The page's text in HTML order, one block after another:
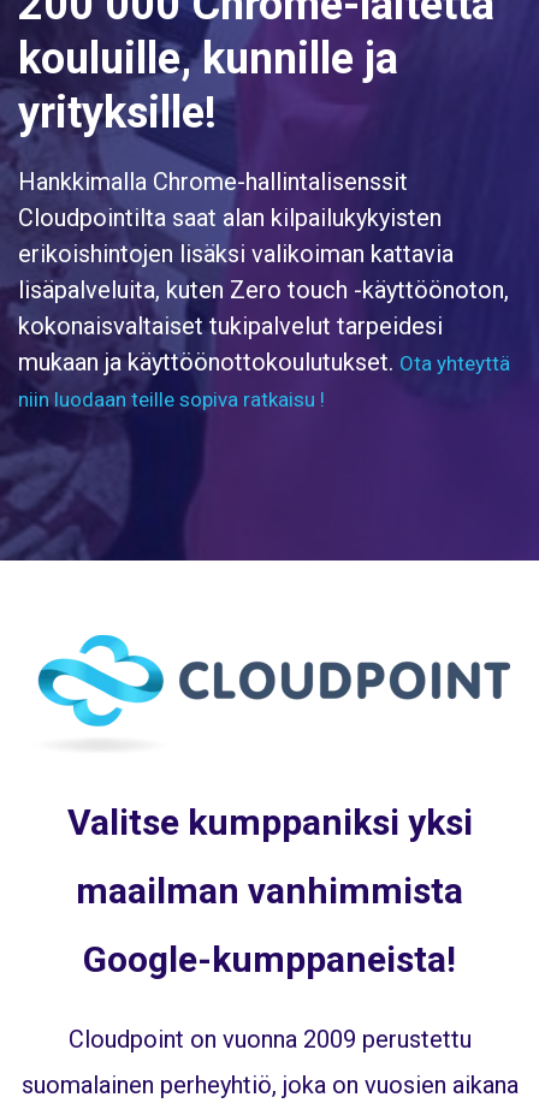
kouluille, kunnille ja
yrityksille!
Hankkimalla Chrome-hallintalisenssit
Cloudpointilta saat alan kilpailukykyisten
erikoishintojen lisäksi valikoiman kattavia
lisäpalveluita, kuten Zero touch -käyttöönoton,
kokonaisvaltaiset tukipalvelut tarpeidesi
mukaan ja käyttöönottokoulutukset. Ota yhteyttä
niin luodaan teille sopiva ratkaisu !
Valitse kumppaniksi yksi
maailman vanhimmista
Google-kumppaneista!
Cloudpoint on vuonna 2009 perustettu
suomalainen perheyhtiö, joka on vuosien aikana